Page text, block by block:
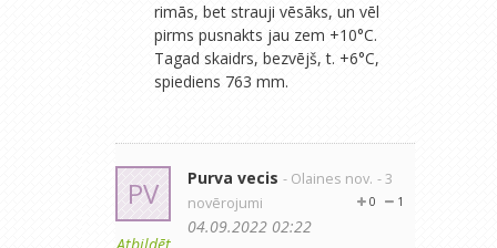
rimās, bet strauji vēsāks, un vēl
pirms pusnakts jau zem +10°C.
Tagad skaidrs, bezvējš, t. +6°C,
spiediens 763 mm.
PV Purva vecis - Olaines nov. - 3
novērojumi
1
0
04.09.2022 02:22